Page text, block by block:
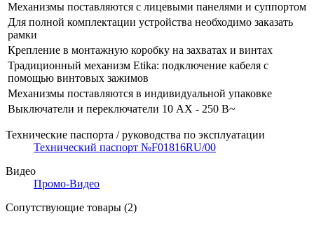
Механизмы поставляются с лицевыми панелями и суппортом
Для полной комплектации устройства необходимо заказать
рамки
Крепление в монтажную коробку на захватах и винтах
Традиционный механизм Etika: подключение кабеля с
помощью винтовых зажимов
Механизмы поставляются в индивидуальной упаковке
Выключатели и переключатели 10 AX - 250 В~
Технические паспорта / руководства по эксплуатации
Технический паспорт №F01816RU/00
Видео
Промо-Видео
Сопутствующие товары (2)